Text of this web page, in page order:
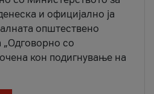
и официјално ја
општествено
со
кон подигнување на